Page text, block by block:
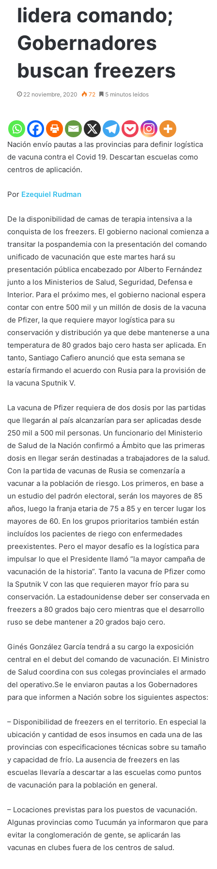
lidera comando;
Gobernadores
buscan freezers
22 noviembre, 2020 72 5 minutos leídos
Nación envío pautas a las provincias para definir logística
de vacuna contra el Covid 19. Descartan escuelas como
centros de aplicación.
Por Ezequiel Rudman
De la disponibilidad de camas de terapia intensiva a la
conquista de los freezers. El gobierno nacional comienza a
transitar la pospandemia con la presentación del comando
unificado de vacunación que este martes hará su
presentación pública encabezado por Alberto Fernández
junto a los Ministerios de Salud, Seguridad, Defensa e
Interior. Para el próximo mes, el gobierno nacional espera
contar con entre 500 mil y un millón de dosis de la vacuna
de Pfizer, la que requiere mayor logística para su
conservación y distribución ya que debe mantenerse a una
temperatura de 80 grados bajo cero hasta ser aplicada. En
tanto, Santiago Cafiero anunció que esta semana se
estaría firmando el acuerdo con Rusia para la provisión de
la vacuna Sputnik V.
La vacuna de Pfizer requiera de dos dosis por las partidas
que llegarán al país alcanzarían para ser aplicadas desde
250 mil a 500 mil personas. Un funcionario del Ministerio
de Salud de la Nación confirmó a Ámbito que las primeras
dosis en llegar serán destinadas a trabajadores de la salud.
Con la partida de vacunas de Rusia se comenzaría a
vacunar a la población de riesgo. Los primeros, en base a
un estudio del padrón electoral, serán los mayores de 85
años, luego la franja etaria de 75 a 85 y en tercer lugar los
mayores de 60. En los grupos prioritarios también están
incluídos los pacientes de riego con enfermedades
preexistentes. Pero el mayor desafío es la logística para
impulsar lo que el Presidente llamó “la mayor campaña de
vacunación de la historia”. Tanto la vacuna de Pfizer como
la Sputnik V con las que requieren mayor frío para su
conservación. La estadounidense deber ser conservada en
freezers a 80 grados bajo cero mientras que el desarrollo
ruso se debe mantener a 20 grados bajo cero.
Ginés González García tendrá a su cargo la exposición
central en el debut del comando de vacunación. El Ministro
de Salud coordina con sus colegas provinciales el armado
del operativo.Se le enviaron pautas a los Gobernadores
para que informen a Nación sobre los siguientes aspectos:
– Disponibilidad de freezers en el territorio. En especial la
ubicación y cantidad de esos insumos en cada una de las
provincias con especificaciones técnicas sobre su tamaño
y capacidad de frío. La ausencia de freezers en las
escuelas llevaría a descartar a las escuelas como puntos
de vacunación para la población en general.
– Locaciones previstas para los puestos de vacunación.
Algunas provincias como Tucumán ya informaron que para
evitar la conglomeración de gente, se aplicarán las
vacunas en clubes fuera de los centros de salud.